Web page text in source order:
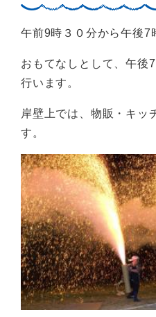
午前9時３０分から午後7
おもてなしとして、午後
行います。
岸壁上では、物販・キッ
す。